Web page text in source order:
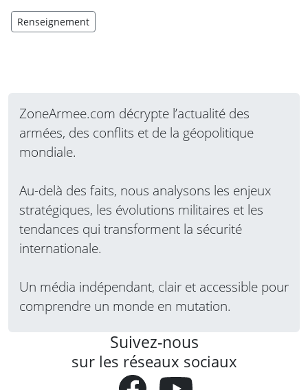
Renseignement
ZoneArmee.com décrypte l’actualité des
armées, des conflits et de la géopolitique
mondiale.
Au-delà des faits, nous analysons les enjeux
stratégiques, les évolutions militaires et les
tendances qui transforment la sécurité
internationale.
Un média indépendant, clair et accessible pour
comprendre un monde en mutation.
Suivez-nous
sur les réseaux sociaux